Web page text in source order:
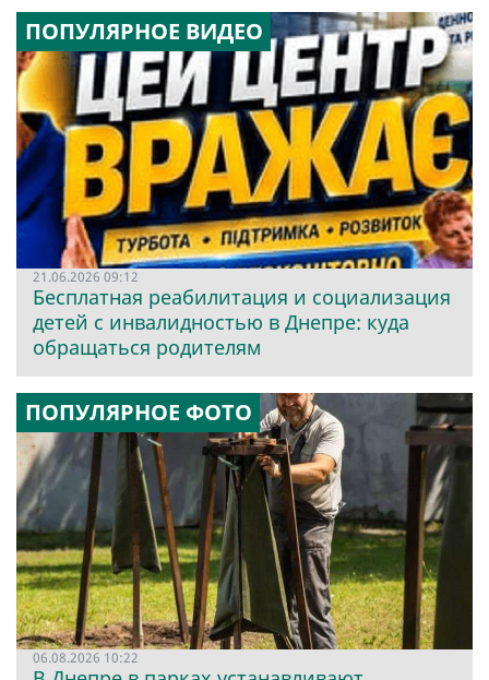
ПОПУЛЯРНОЕ ВИДЕО
21.06.2026 09:12
Бесплатная реабилитация и социализация
детей с инвалидностью в Днепре: куда
обращаться родителям
ПОПУЛЯРНОЕ ФОТО
06.08.2026 10:22